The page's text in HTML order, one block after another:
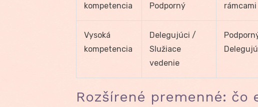
kompetencia
Podporný
rámcami
Vysoká
kompetencia
Delegujúci /
Služiace
vedenie
Rozšírené premenné: čo